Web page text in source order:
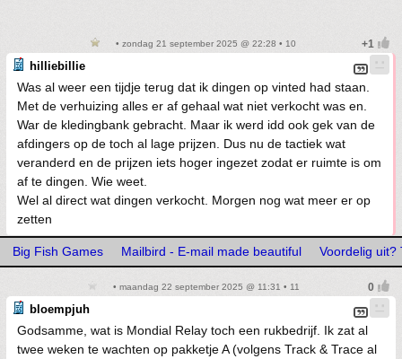
• zondag 21 september 2025 @ 22:28 • 10
hilliebillie
Was al weer een tijdje terug dat ik dingen op vinted had staan.
Met de verhuizing alles er af gehaal wat niet verkocht was en.
War de kledingbank gebracht. Maar ik werd idd ook gek van de
afdingers op de toch al lage prijzen. Dus nu de tactiek wat
veranderd en de prijzen iets hoger ingezet zodat er ruimte is om
af te dingen. Wie weet.
Wel al direct wat dingen verkocht. Morgen nog wat meer er op
zetten
Big Fish Games Mailbird - E-mail made beautiful Voordelig uit?
• maandag 22 september 2025 @ 11:31 • 11
bloempjuh
Godsamme, wat is Mondial Relay toch een rukbedrijf. Ik zat al
twee weken te wachten op pakketje A (volgens Track & Trace al